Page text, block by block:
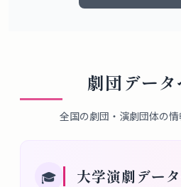
劇団データ
全国の劇団・演劇団体の
🎓 大学演劇デー